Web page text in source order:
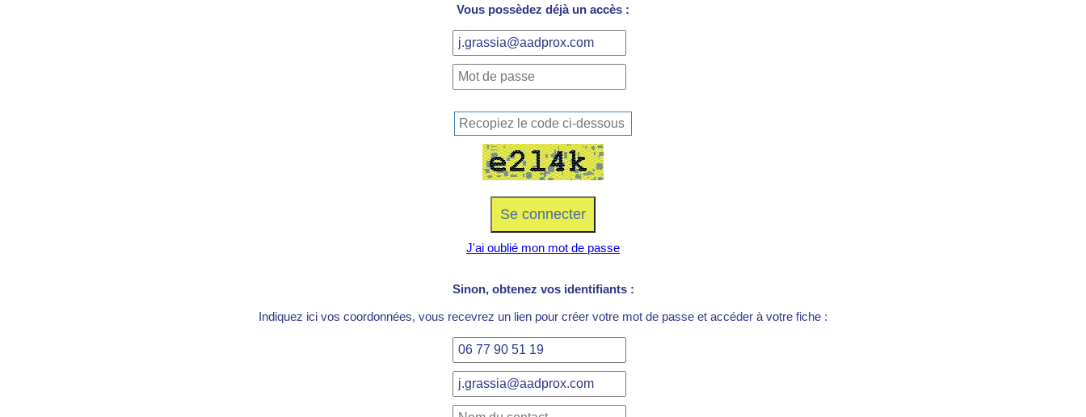
Vous possèdez déjà un accès :
J'ai oublié mon mot de passe
Sinon, obtenez vos identifiants :
Indiquez ici vos coordonnées, vous recevrez un lien pour créer votre mot de passe et accéder à votre fiche :